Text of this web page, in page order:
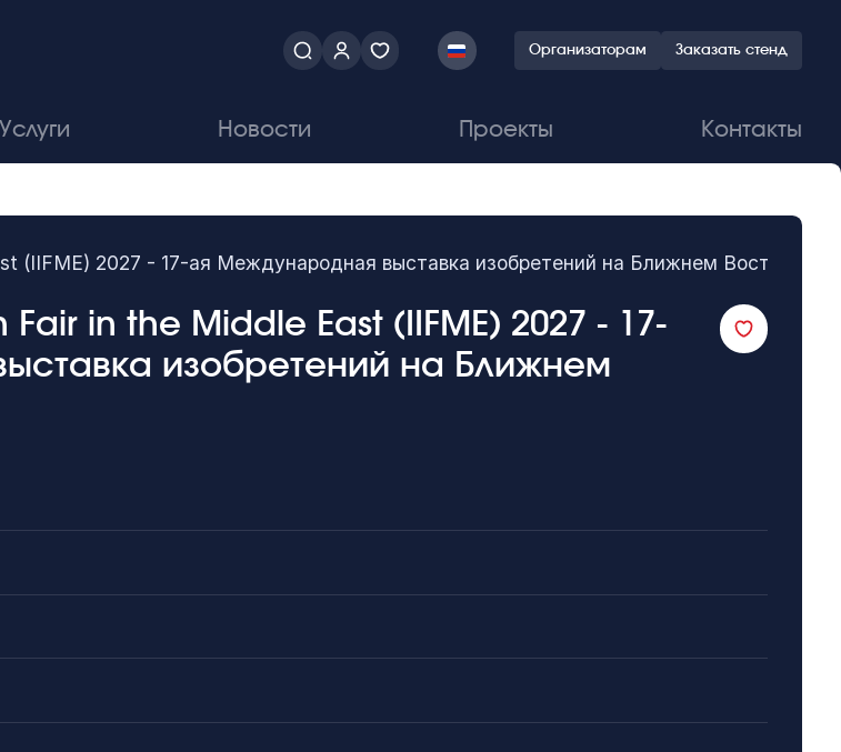
Организаторам Заказать стенд
Услуги Новости Проекты Контакты
(IIFME) 2027 - 17-ая Международная выставка изобретений на Ближнем Востоке
in the Middle East (IIFME) 2027 - 17-
изобретений на Ближнем